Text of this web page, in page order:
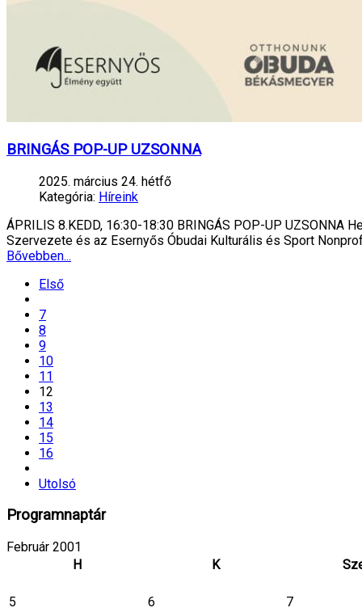
BRINGÁS POP-UP UZSONNA
2025. március 24. hétfő
Kategória: Híreink
ÁPRILIS 8.KEDD, 16:30-18:30 BRINGÁS POP-UP
Szervezete és az Esernyős Óbudai Kulturális és Sport
Bővebben...
Első
7
8
9
10
11
12
13
14
15
16
Utolsó
Programnaptár
Február 2001
H
K
5 6
7